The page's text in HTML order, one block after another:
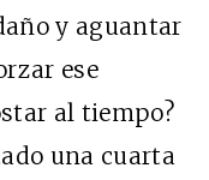
y aguantar
ese
al tiempo?
una cuarta